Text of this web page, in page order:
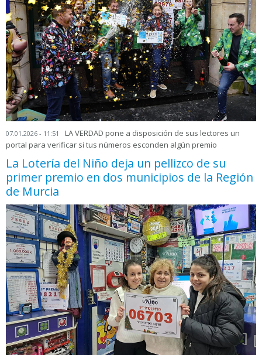
07.01.2026 - 11:51
LA VERDAD pone a disposición de sus lectores un
portal para verificar si tus números esconden algún premio
La Lotería del Niño deja un pellizco de su
primer premio en dos municipios de la Región
de Murcia